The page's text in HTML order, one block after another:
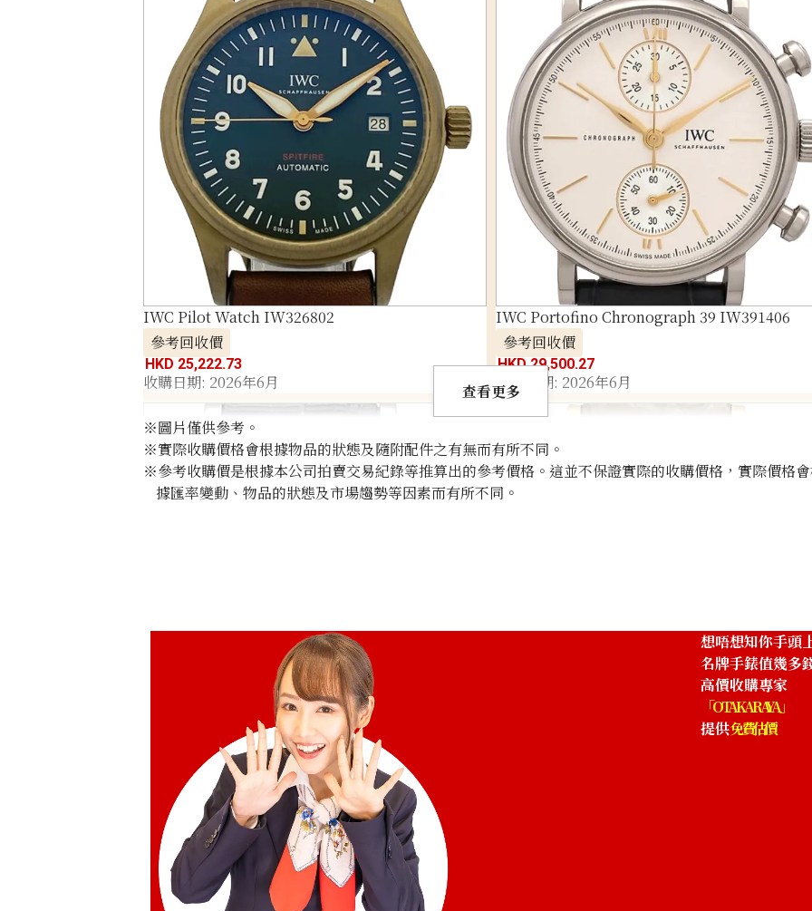
IWC Pilot Watch IW326802
參考回收價
HKD 25,222.73
收購日期: 2026年6月
IWC Portofino Chronograph 39 IW391406
參考回收價
HKD 29,500.27
收購日期: 2026年6月
IWC Portofino Chronograph 39 IW391405
參考回收價
HKD 31,171.95
收購日期: 2026年6月
查看更多
※圖片僅供參考。
※實際收購價格會根據物品的狀態及隨附配件之有無而有所不同。
※參考收購價是根據本公司拍賣交易紀錄等推算出的參考價格。這並不保證實際的收購價格，實際價格
據匯率變動、物品的狀態及市場趨勢等因素而有所不同。
想唔想知你手頭
名牌手錶值幾多
高價收購專家
「OTAKARAYA」
提供免費估價